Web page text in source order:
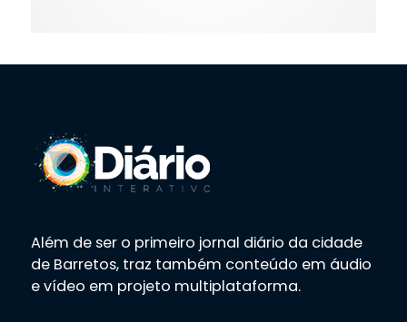
Além de ser o primeiro jornal diário da cidade
de Barretos, traz também conteúdo em áudio
e vídeo em projeto multiplataforma.